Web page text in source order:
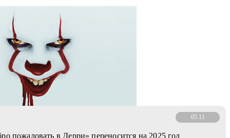
05.11
пожаловать в Дерри» переносится на 2025 год